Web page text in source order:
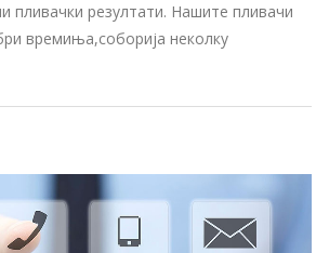
пливачки резултати. Нашите пливачи
времиња,соборија неколку